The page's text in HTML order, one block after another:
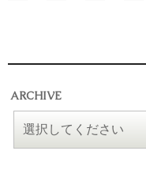
ARCHIVE